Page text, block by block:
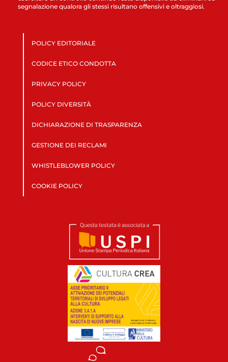
segnalazione qualora gli stessi risultano offensivi e oltraggiosi.
POLICY EDITORIALE
CODICE ETICO CONDOTTA
PRIVACY POLICY
POLICY DIVERSITÀ
DICHIARAZIONE DI TRASPARENZA
GESTIONE DEI RECLAMI
WHISTLEBLOWER POLICY
COOKIE POLICY